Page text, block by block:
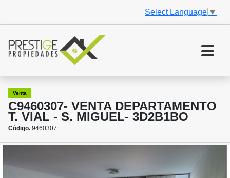
Select Language ▼
Venta
C9460307- VENTA DEPARTAMENTO
T. VIAL - S. MIGUEL- 3D2B1BO
Código. 9460307